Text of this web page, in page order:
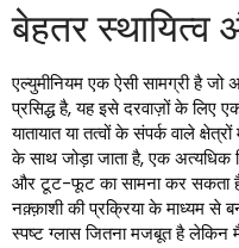
बेहतर
एल्युमीनियम एक ऐसी सामग्री है जो
प्रसिद्ध है, यह इसे दरवाज़ों के लिए
यातायात या तत्वों के संपर्क वाले
के साथ जोड़ा जाता है, एक अत्यधिक
और टूट-फूट का सामना कर सकता
नक़्क़ाशी की प्रक्रिया के माध्यम से
स्पष्ट ग्लास जितना मजबूत है